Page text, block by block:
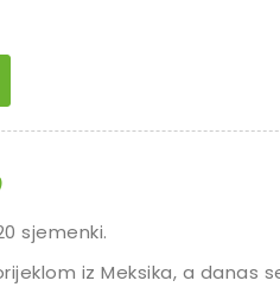
sjemenki.
iz Meksika, a